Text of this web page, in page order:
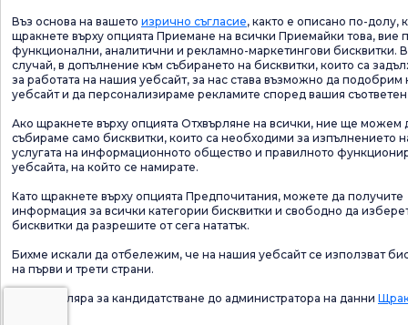
Въз основа на вашето изрично съгласие, както е описано по-долу,
щракнете върху опцията Приемане на всички Приемайки това, вие
функционални, аналитични и рекламно-маркетингови бисквитки.
случай, в допълнение към събирането на бисквитки, които са
за работата на нашия уебсайт, за нас става възможно да подобрим
уебсайт и да персонализираме рекламите според вашия
Ако щракнете върху опцията Отхвърляне на всички, ние ще можем
събираме само бисквитки, които са необходими за изпълнението
услугата на информационното общество и правилното
уебсайта, на който се намирате.
Като щракнете върху опцията Предпочитания, можете да получите
информация за всички категории бисквитки и свободно да
бисквитки да разрешите от сега нататък.
Бихме искали да отбележим, че на нашия уебсайт се използват
на първи и трети страни.
За формуляра за кандидатстване до администратора на данни